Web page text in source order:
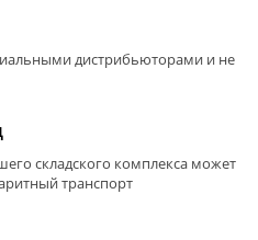
дистрибьюторами и не
складского комплекса может
транспорт